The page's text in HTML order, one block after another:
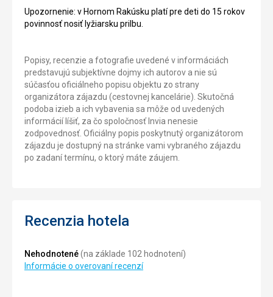
Upozornenie: v Hornom Rakúsku platí pre deti do 15 rokov
povinnosť nosiť lyžiarsku prilbu.
Popisy, recenzie a fotografie uvedené v informáciách
predstavujú subjektívne dojmy ich autorov a nie sú
súčasťou oficiálneho popisu objektu zo strany
organizátora zájazdu (cestovnej kancelárie). Skutočná
podoba izieb a ich vybavenia sa môže od uvedených
informácií líšiť, za čo spoločnosť Invia nenesie
zodpovednosť. Oficiálny popis poskytnutý organizátorom
zájazdu je dostupný na stránke vami vybraného zájazdu
po zadaní termínu, o ktorý máte záujem.
Recenzia hotela
Nehodnotené(na základe 102 hodnotení)
Informácie o overovaní recenzí